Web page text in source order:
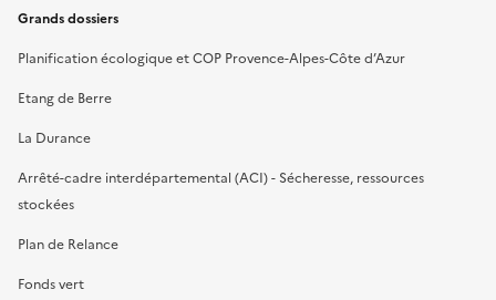
Grands dossiers
Planification écologique et COP Provence-Alpes-Côte d’Azur
Etang de Berre
La Durance
Arrêté-cadre interdépartemental (ACI) - Sécheresse, ressources
stockées
Plan de Relance
Fonds vert